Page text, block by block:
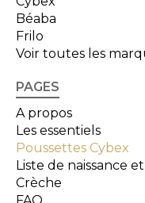
Béaba
Frilo
Voir toutes les
PAGES
A propos
Les essentiels
Poussettes Cybex
Liste de naissance
Crèche